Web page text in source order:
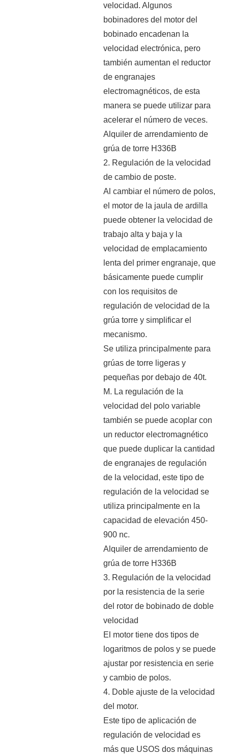
velocidad. Algunos
bobinadores del motor del
bobinado encadenan la
velocidad electrónica, pero
también aumentan el reductor
de engranajes
electromagnéticos, de esta
manera se puede utilizar para
acelerar el número de veces.
Alquiler de arrendamiento de
grúa de torre H336B
2. Regulación de la velocidad
de cambio de poste.
Al cambiar el número de polos,
el motor de la jaula de ardilla
puede obtener la velocidad de
trabajo alta y baja y la
velocidad de emplacamiento
lenta del primer engranaje, que
básicamente puede cumplir
con los requisitos de
regulación de velocidad de la
grúa torre y simplificar el
mecanismo.
Se utiliza principalmente para
grúas de torre ligeras y
pequeñas por debajo de 40t.
M. La regulación de la
velocidad del polo variable
también se puede acoplar con
un reductor electromagnético
que puede duplicar la cantidad
de engranajes de regulación
de la velocidad, este tipo de
regulación de la velocidad se
utiliza principalmente en la
capacidad de elevación 450-
900 nc.
Alquiler de arrendamiento de
grúa de torre H336B
3. Regulación de la velocidad
por la resistencia de la serie
del rotor de bobinado de doble
velocidad
El motor tiene dos tipos de
logaritmos de polos y se puede
ajustar por resistencia en serie
y cambio de polos.
4. Doble ajuste de la velocidad
del motor.
Este tipo de aplicación de
regulación de velocidad es
más que USOS dos máquinas